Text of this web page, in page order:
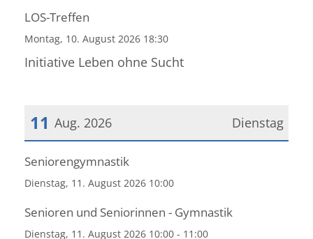
LOS-Treffen
Montag, 10. August 2026 18:30
Initiative Leben ohne Sucht
Dienstag
11 Aug. 2026
Datum: 11. August 2026
Seniorengymnastik
Dienstag, 11. August 2026 10:00
Senioren und Seniorinnen - Gymnastik
Dienstag, 11. August 2026 10:00 - 11:00